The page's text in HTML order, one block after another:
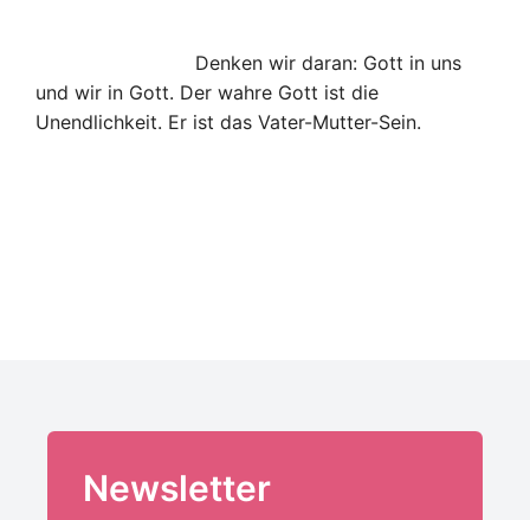
Denken wir daran: Gott in uns
und wir in Gott. Der wahre Gott ist die
Unendlichkeit. Er ist das Vater-Mutter-Sein.
Newsletter